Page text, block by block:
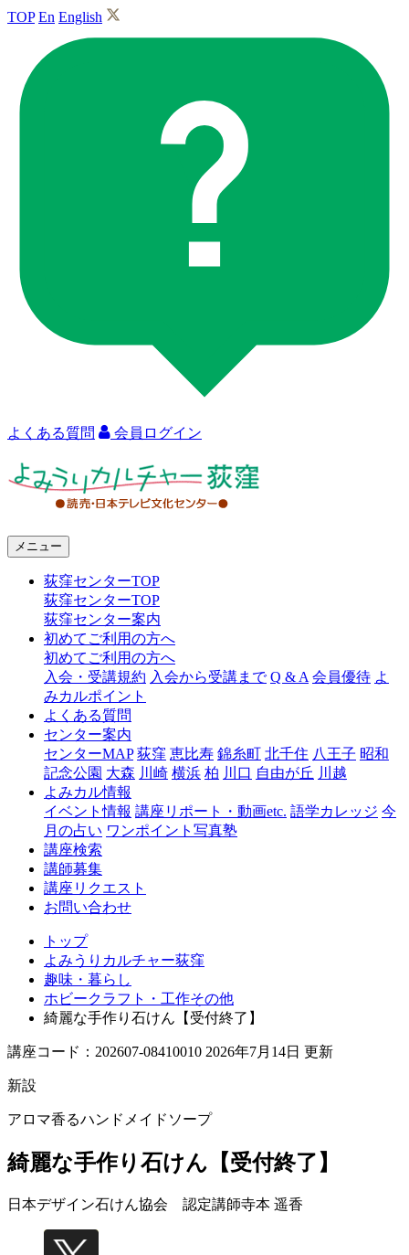
TOP En English
よくある質問 会員ログイン
ャ
窪
メニュー
荻窪センターTOP
荻窪センターTOP
荻窪センター案内
初めてご利用の方へ
初めてご利用の方へ
入会・受講規約 入会から受講まで Q & A 会員優待 よ
みカルポイント
よくある質問
センター案内
センターMAP 荻窪 恵比寿 錦糸町 北千住 八王子 昭和
記念公園 大森 川崎 横浜 柏 川口 自由が丘 川越
よみカル情報
イベント情報 講座リポート・動画etc. 語学カレッジ 今
月の占い ワンポイント写真塾
講座検索
講師募集
講座リクエスト
お問い合わせ
トップ
よみうりカルチャー荻窪
趣味・暮らし
ホビークラフト・工作その他
綺麗な手作り石けん【受付終了】
講座コード：202607-08410010 2026年7月14日 更新
新設
アロマ香るハンドメイドソープ
綺麗な手作り石けん【受付終了】
日本デザイン石けん協会 認定講師寺本 遥香